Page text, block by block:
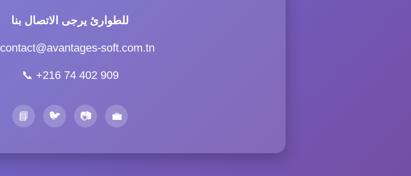
للطوارئ يرجى الاتصال بنا
contact@avantages-soft.com.tn
📞 +216 74 402 909
📘 🐦 📷 💼